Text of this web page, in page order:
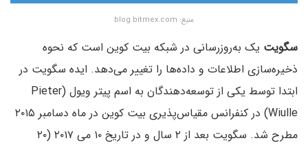
منبع: blog.bitmex.com
سگویت یک به‌روزرسانی در شبکه بیت کوین است که نحوه
ذخیره‌سازی اطلاعات و داده‌ها را تغییر می‌دهد. ایده سگویت در
ابتدا توسط یکی از توسعه‌دهندگان به اسم پیتر ویول (Pieter
Wiulle) در کنفرانس مقیاس‌پذیری بیت کوین در ماه دسامبر ۲۰۱۵
مطرح شد. سگویت بعد از ۲ سال و در تاریخ ۱۰ می ۲۰۱۷ (۲۰